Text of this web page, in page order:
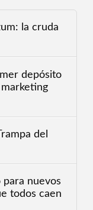
la cruda
depósito
del
nuevos
todos caen